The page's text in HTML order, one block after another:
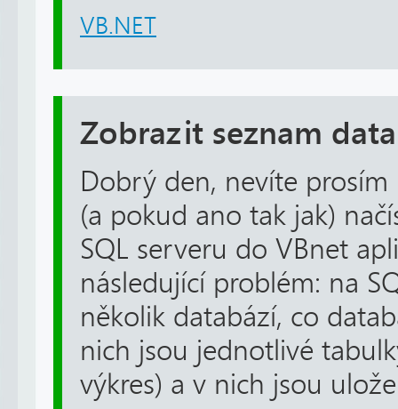
VB.NET
Zobrazit seznam
Dobrý den, nevíte
(a pokud ano tak jak)
SQL serveru do VBnet
následující problém: na
několik databází, co
nich jsou jednotlivé
výkres) a v nich jsou